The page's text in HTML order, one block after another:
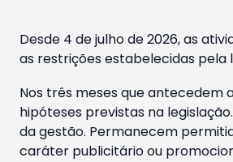
Desde 4 de julho de 2026, as
as restrições estabelecidas pela
Nos três meses que antecedem
hipóteses previstas na
da gestão. Permanecem
caráter publicitário ou